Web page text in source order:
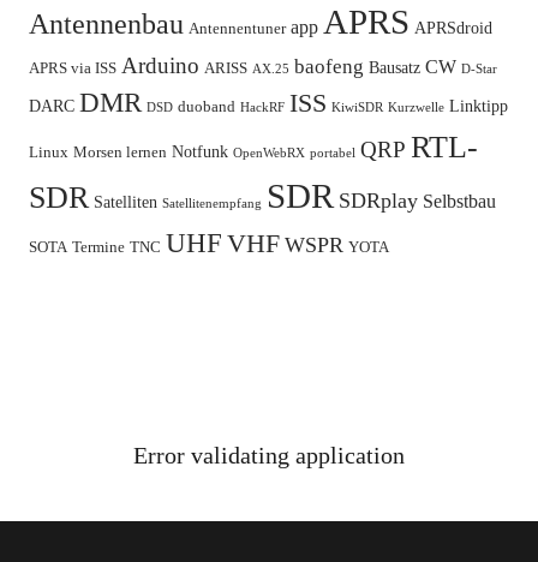
Antennenbau Antennentuner app APRS APRSdroid
APRS via ISS Arduino ARISS AX.25 baofeng Bausatz CW D-Star
DARC DMR DSD duoband HackRF ISS KiwiSDR Kurzwelle Linktipp
Linux Morsen lernen Notfunk OpenWebRX portabel QRP RTL-
SDR Satelliten Satellitenempfang SDR SDRplay Selbstbau
SOTA Termine TNC UHF VHF WSPR YOTA
Error validating application